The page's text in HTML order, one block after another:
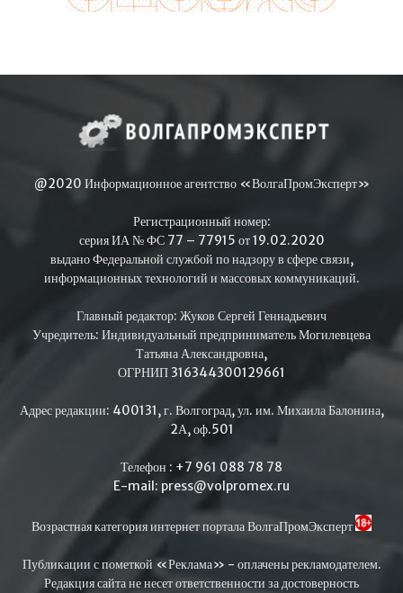
@2020 Информационное агентство «ВолгаПромЭксперт»
Регистрационный номер:
серия ИА № ФС 77 – 77915 от 19.02.2020
выдано Федеральной службой по надзору в сфере связи,
информационных технологий и массовых коммуникаций.
Главный редактор: Жуков Сергей Геннадьевич
Учредитель: Индивидуальный предприниматель Могилевцева
Татьяна Александровна,
ОГРНИП 316344300129661
Адрес редакции: 400131, г. Волгоград, ул. им. Михаила Балонина,
2А, оф.501
Телефон : +7 961 088 78 78
E-mail: press@volpromex.ru
Возрастная категория интернет портала ВолгаПромЭксперт
Публикации с пометкой «Реклама» - оплачены рекламодателем.
Редакция сайта не несет ответственности за достоверность